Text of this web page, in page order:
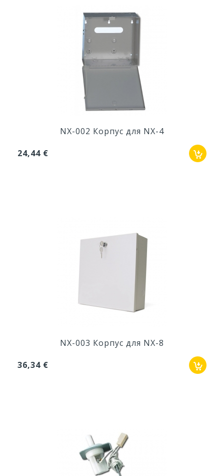
NX-002 Корпус для NX-4
24,44 €
NX-003 Корпус для NX-8
36,34 €